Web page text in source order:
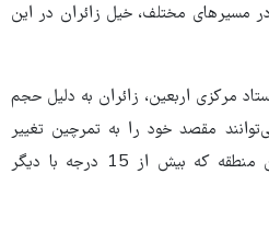
مسیرهای مختلف، خیل زائران در این
مرکزی اربعین، زائران به دلیل حجم
مقصد خود را به تمرچین تغییر
داده و از آب و هوای خنک این منطقه که بیش از 15 درجه با دیگر